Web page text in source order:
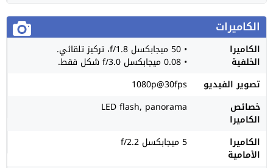
الكاميرات
الكاميرا
الخلفية
• 50 ميجابكسل f/1.8، تركيز تلقائي.
• 0.08 ميجابكسل f/3.0 شكل فقط.
تصوير الفيديو
1080p@30fps
خصائص
الكاميرا
LED flash, panorama
الكاميرا
الأمامية
5 ميجابكسل f/2.2